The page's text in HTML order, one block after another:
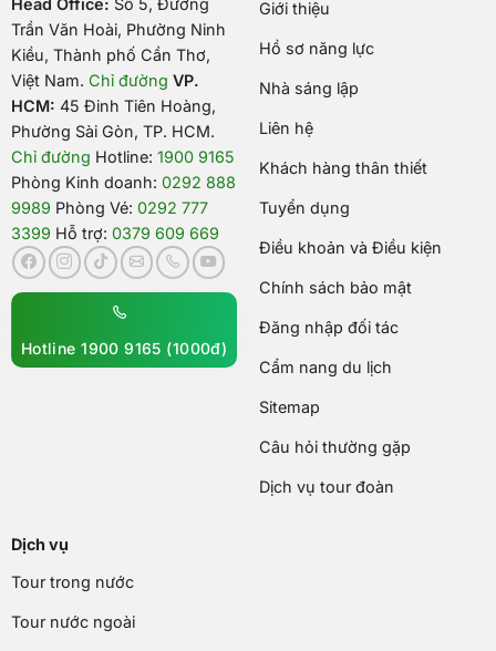
Head Office: Số 5, Đường
Trần Văn Hoài, Phường Ninh
Kiều, Thành phố Cần Thơ,
Việt Nam. Chỉ đường VP.
HCM: 45 Đinh Tiên Hoàng,
Phường Sài Gòn, TP. HCM.
Chỉ đường Hotline: 1900 9165
Phòng Kinh doanh: 0292 888
9989 Phòng Vé: 0292 777
3399 Hỗ trợ: 0379 609 669
Hotline 1900 9165 (1000đ)
Giới thiệu
Hồ sơ năng lực
Nhà sáng lập
Liên hệ
Khách hàng thân thiết
Tuyển dụng
Điều khoản và Điều kiện
Chính sách bảo mật
Đăng nhập đối tác
Cẩm nang du lịch
Sitemap
Câu hỏi thường gặp
Dịch vụ tour đoàn
Dịch vụ
Tour trong nước
Tour nước ngoài